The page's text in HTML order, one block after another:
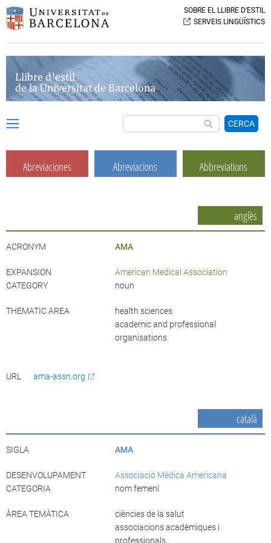
SOBRE EL LLIBRE D’ESTIL
SERVEIS LINGÜÍSTICS
Llibre d’estil
de la Universitat de Barcelona
CERCA
Abreviaciones Abreviacions Abbreviations
anglès
ACRONYM AMA
EXPANSION
American Medical Association
CATEGORY
noun
THEMATIC AREA
health sciences
academic and professional
organisations
URL ama-assn.org
català
SIGLA AMA
DESENVOLUPAMENT
Associació Mèdica Americana
CATEGORIA
nom femení
ÀREA TEMÀTICA
ciències de la salut
associacions acadèmiques i
professionals